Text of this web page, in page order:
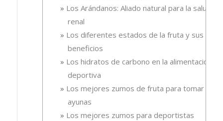
Los Arándanos: Aliado natural para la salud
renal
Los diferentes estados de la fruta y sus
beneficios
Los hidratos de carbono en la alimentación
deportiva
Los mejores zumos de fruta para tomar en
ayunas
Los mejores zumos para deportistas